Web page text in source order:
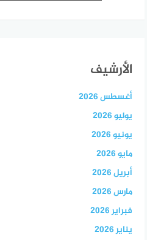
الأرشيف
أغسطس 2026
يوليو 2026
يونيو 2026
مايو 2026
أبريل 2026
مارس 2026
فبراير 2026
يناير 2026